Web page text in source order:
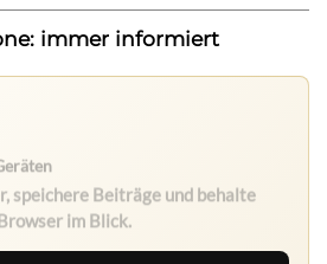
immer informiert
speichere Beiträge und behalte
im Blick.